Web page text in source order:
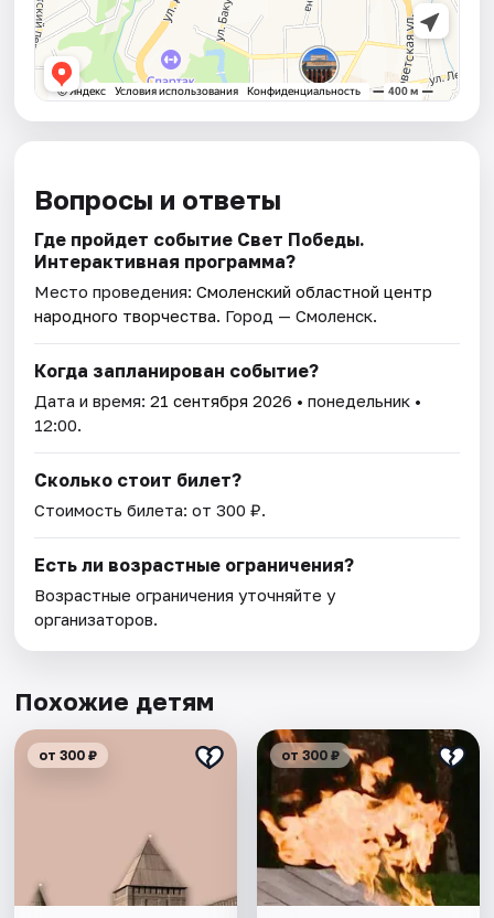
Вопросы и ответы
Где пройдет событие Свет Победы.
Интерактивная программа?
Место проведения:Смоленский областной центр
народного творчества. Город — Смоленск.
Когда запланирован событие?
Дата и время:21 сентября 2026 • понедельник •
12:00.
Сколько стоит билет?
Стоимость билета: от 300 ₽.
Есть ли возрастные ограничения?
Возрастные ограничения уточняйте у
организаторов.
Похожие детям
от 300 ₽ от 300 ₽